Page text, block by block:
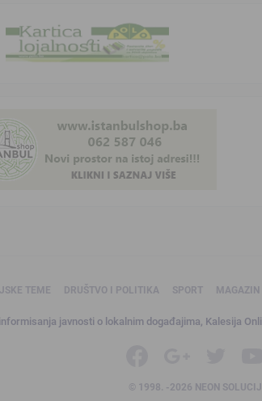
TEME DRUŠTVO I POLITIKA SPORT MAGAZIN
javnosti o lokalnim događajima, Kalesija
© 1998. -2026 NEON